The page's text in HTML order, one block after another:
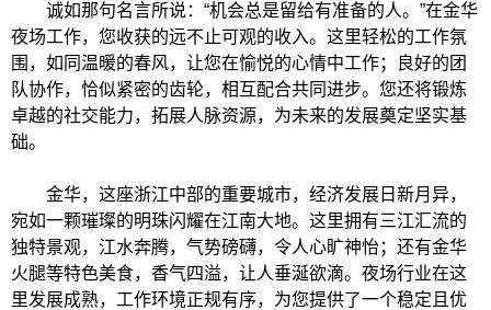
诚如那句名言所说：“机会总是留给有准备的人。”在金华
夜场工作，您收获的远不止可观的收入。这里轻松的工作氛
围，如同温暖的春风，让您在愉悦的心情中工作；良好的团
队协作，恰似紧密的齿轮，相互配合共同进步。您还将锻炼
卓越的社交能力，拓展人脉资源，为未来的发展奠定坚实基
础。
金华，这座浙江中部的重要城市，经济发展日新月异，
宛如一颗璀璨的明珠闪耀在江南大地。这里拥有三江汇流的
独特景观，江水奔腾，气势磅礴，令人心旷神怡；还有金华
火腿等特色美食，香气四溢，让人垂涎欲滴。夜场行业在这
里发展成熟，工作环境正规有序，为您提供了一个稳定且优